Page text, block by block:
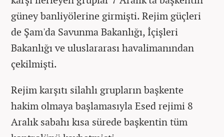
güney banliyölerine girmişti. Rejim güçleri
de Şam'da Savunma Bakanlığı, İçişleri
Bakanlığı ve uluslararası havalimanından
çekilmişti.
Rejim karşıtı silahlı grupların başkente
hakim olmaya başlamasıyla Esed rejimi 8
Aralık sabahı kısa sürede başkentin tüm